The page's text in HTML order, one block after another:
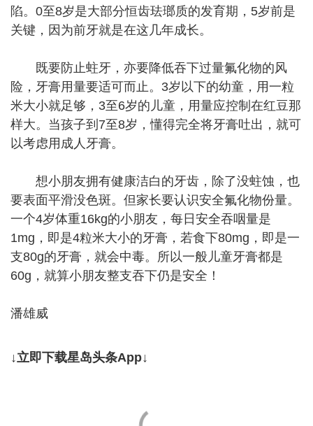
陷。0至8岁是大部分恒齿珐瑯质的发育期，5岁前是
关键，因为前牙就是在这几年成长。
既要防止蛀牙，亦要降低吞下过量氟化物的风
险，牙膏用量要适可而止。3岁以下的幼童，用一粒
米大小就足够，3至6岁的儿童，用量应控制在红豆那
样大。当孩子到7至8岁，懂得完全将牙膏吐出，就可
以考虑用成人牙膏。
想小朋友拥有健康洁白的牙齿，除了没蛀蚀，也
要表面平滑没色斑。但家长要认识安全氟化物份量。
一个4岁体重16kg的小朋友，每日安全吞咽量是
1mg，即是4粒米大小的牙膏，若食下80mg，即是一
支80g的牙膏，就会中毒。所以一般儿童牙膏都是
60g，就算小朋友整支吞下仍是安全！
潘雄威
↓立即下载星岛头条App↓